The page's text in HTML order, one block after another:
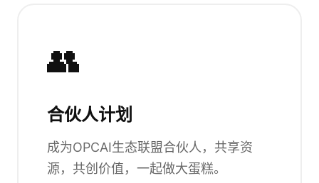
👥
合伙人计划
成为OPCAI生态联盟合伙人，共享资
源，共创价值，一起做大蛋糕。